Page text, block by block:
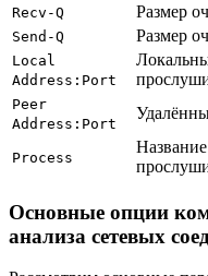
Recv-Q Размер
Send-Q Размер
Local
Address:Port
Peer
Address:Port
Process
Основные опции
анализа сетевых